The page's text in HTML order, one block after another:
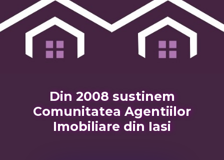
Din 2008 sustinem
Comunitatea Agentiilor
Imobiliare din Iasi